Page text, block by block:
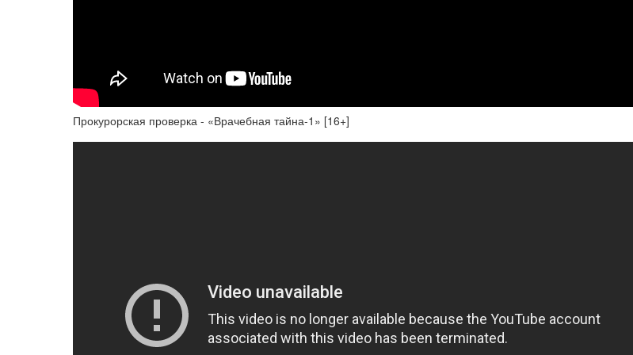
Прокурорская проверка - «Врачебная тайна-1» [16+]